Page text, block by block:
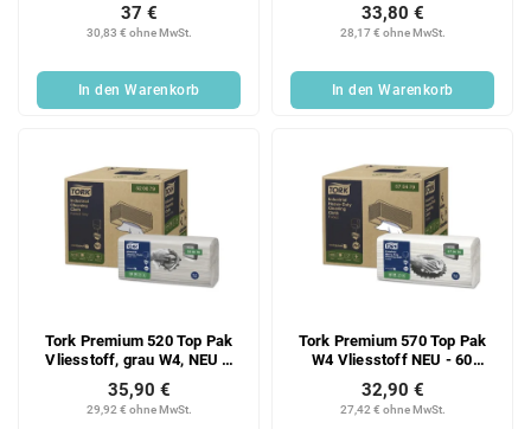
30,83 € ohne MwSt.
37 €
In den Warenkorb
28,17 € ohne MwSt.
33,80 €
In den Warenkorb
Tork Premium 520 Top Pak
Vliesstoff, grau W4, NEU –
120 Stück
29,92 € ohne MwSt.
35,90 €
Tork Premium 570 Top Pak
W4 Vliesstoff NEU - 60
Stück
27,42 € ohne MwSt.
32,90 €